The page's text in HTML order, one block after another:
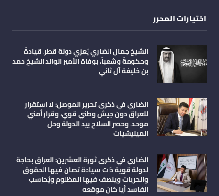
اختيارات المحرر
الشيخ جمال الضاري يُعزي دولة قطر، قيادةً
وحكومةً وشعباً، بوفاة الأمير الوالد الشيخ حمد
بن خليفة آل ثاني
الضاري في ذكرى تحرير الموصل: لا استقرار
للعراق دون جيش وطني قوي، وقرار أمني
موحد، وحصر السلاح بيد الدولة وحل
الميليشيات
الضاري في ذكرى ثورة العشرين: العراق بحاجة
لدولة قوية ذات سيادة تصان فيها الحقوق
والحريات وينصف فيها المظلوم ويُحاسب
الفاسد أيا كان موقعه